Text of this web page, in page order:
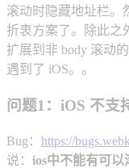
滚动时隐藏地址栏。
折衷方案了。除此之
扩展到非 body 滚动
遇到了 iOS。。
问题1：iOS 不支
Bug： https://
说： ios中不能有可以